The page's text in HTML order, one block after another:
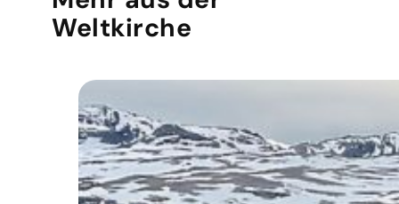
Weltkirche